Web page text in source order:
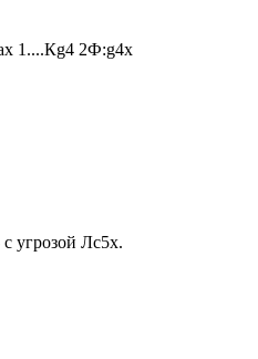
1....Кg4 2Ф:g4x
угрозой Лс5x.